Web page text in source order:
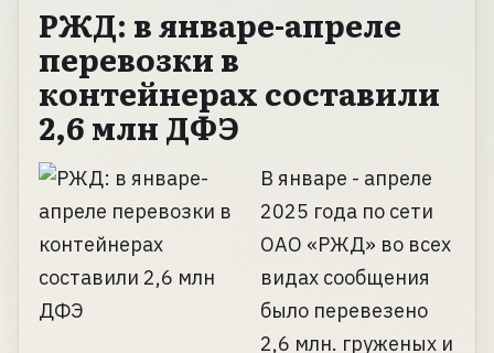
РЖД: в январе-апреле
перевозки в
контейнерах составили
2,6 млн ДФЭ
В январе - апреле
2025 года по сети
ОАО «РЖД» во всех
видах сообщения
было перевезено
2,6 млн. груженых и